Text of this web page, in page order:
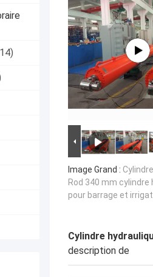
Image Grand :
Rod 340 mm cylindre
pour barrage et
Cylindre
description de